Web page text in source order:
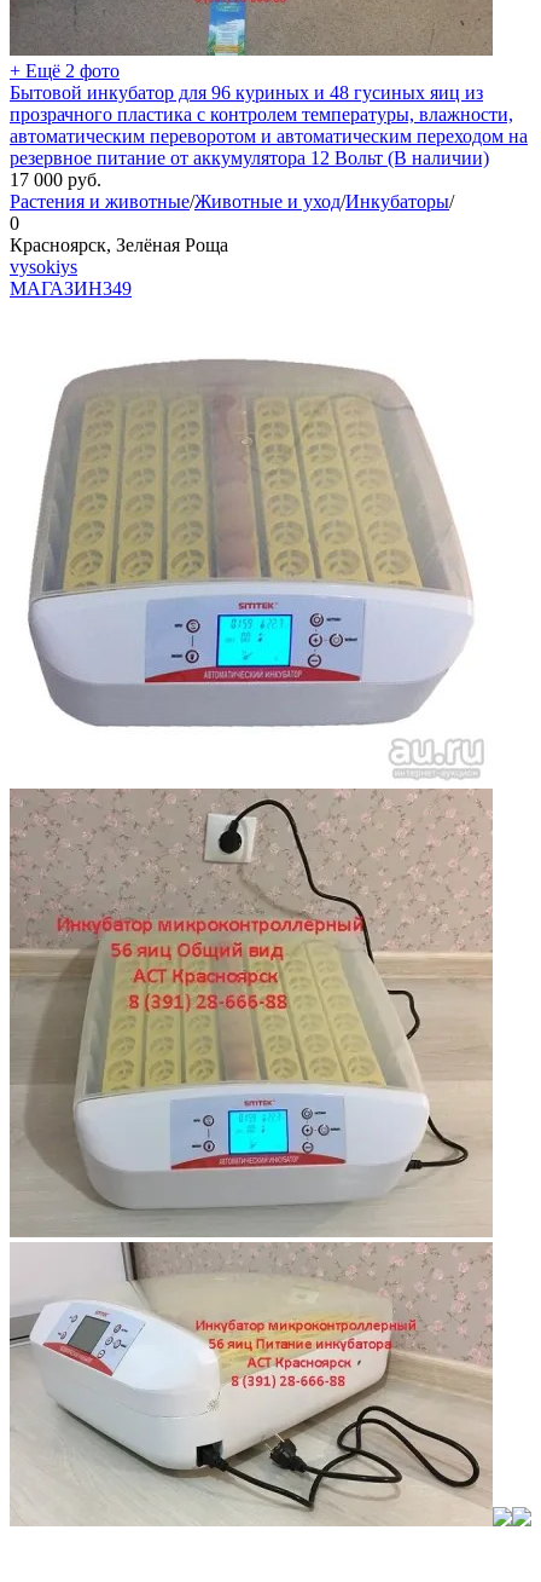
+ Ещё 2 фото
Бытовой инкубатор для 96 куриных и 48 гусиных яиц из
прозрачного пластика с контролем температуры, влажности,
автоматическим переворотом и автоматическим переходом на
резервное питание от аккумулятора 12 Вольт (В наличии)
17 000 руб.
Растения и животные/Животные и уход/Инкубаторы/
0
Красноярск, Зелёная Роща
vysokiys
МАГАЗИН349